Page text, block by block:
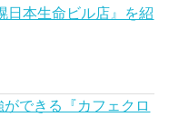
日本生命ビル店』を紹
できる『カフェクロ